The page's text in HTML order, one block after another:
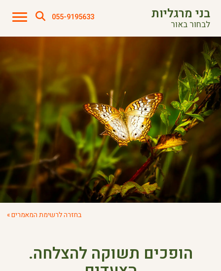
בני מרגליות
לבחור באור
055-9195633
בחזרה לרשימת המאמרים »
הופכים תשוקה להצלחה.